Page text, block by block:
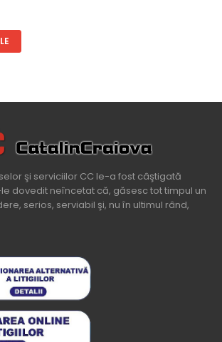
şi serviciilor CC le-a fost câştigată
dovedit neîncetat că, găsesc tot timpul un
serios, serviabil şi, nu în ultimul rând,